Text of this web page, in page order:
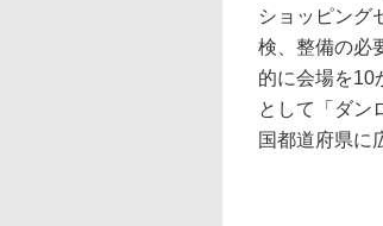
ショッピング
検、整備の必
的に会場を10
として「ダン
国都道府県に